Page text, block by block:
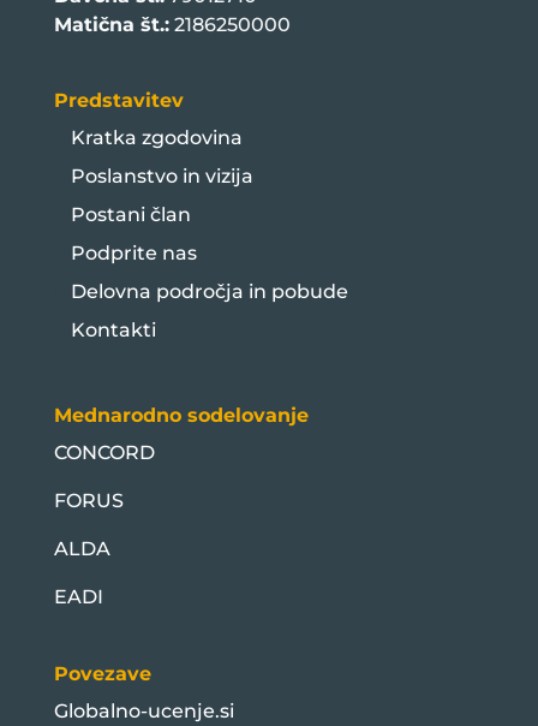
Matična št.:2186250000
Predstavitev
Kratka zgodovina
Poslanstvo in vizija
Postani član
Podprite nas
Delovna področja in pobude
Kontakti
Mednarodno sodelovanje
CONCORD
FORUS
ALDA
EADI
Povezave
Globalno-ucenje.si